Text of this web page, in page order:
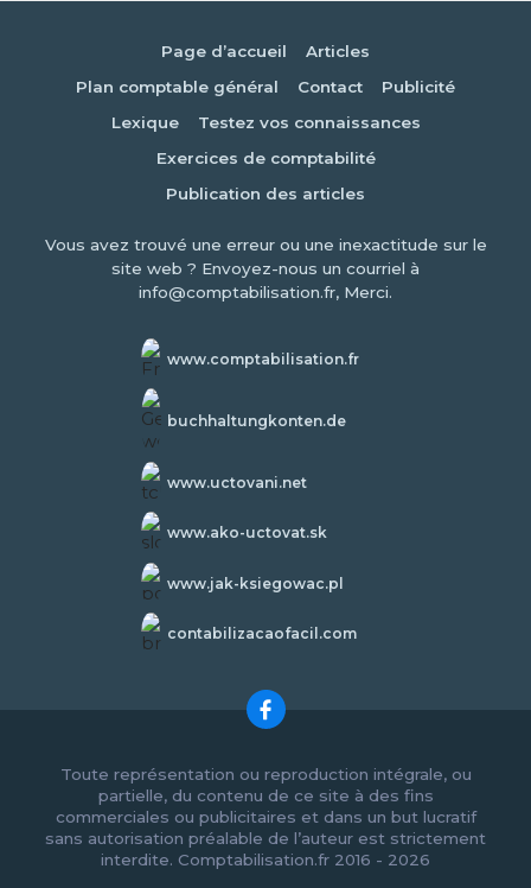
Page d’accueil
Articles
Plan comptable général
Contact
Publicité
Lexique
Testez vos connaissances
Exercices de comptabilité
Publication des articles
Vous avez trouvé une erreur ou une inexactitude sur le
site web ? Envoyez-nous un courriel à
info@comptabilisation.fr, Merci.
www.comptabilisation.fr
buchhaltungkonten.de
www.uctovani.net
www.ako-uctovat.sk
www.jak-ksiegowac.pl
contabilizacaofacil.com
Toute représentation ou reproduction intégrale, ou
partielle, du contenu de ce site à des fins
commerciales ou publicitaires et dans un but lucratif
sans autorisation préalable de l’auteur est strictement
interdite. Comptabilisation.fr 2016 - 2026